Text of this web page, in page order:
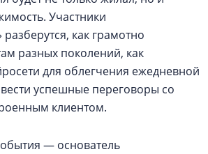
Участники
как грамотно
разных поколений, как
для облегчения ежедневной
успешные переговоры со
клиентом.
— основатель